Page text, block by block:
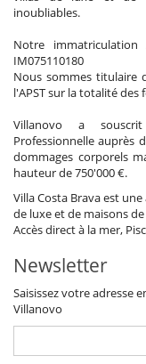
inoubliables.
Notre
IM075110180
Nous sommes titulaire
l'APST sur la totalité
Villanovo a
Professionnelle auprès
dommages corporels
hauteur de 750'000 €.
Villa Costa Brava est
de luxe et de maisons
Accès direct à la mer,
Newsletter
Saisissez votre adresse
Villanovo